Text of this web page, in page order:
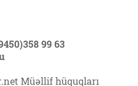
99 63
Müəllif hüquqları